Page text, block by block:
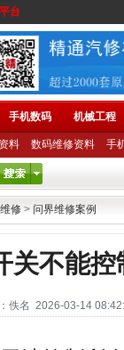
台
手机数码 机械工程
料 数码维修资料 手
修 > 问界维修案例
关不能
佚名 2026-03-14